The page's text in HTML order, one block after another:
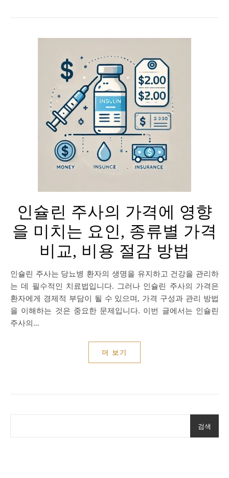
인슐린 주사의 가격에 영향
을 미치는 요인, 종류별 가격
비교, 비용 절감 방법
인슐린 주사는 당뇨병 환자의 생명을 유지하고 건강을 관리하
는 데 필수적인 치료법입니다. 그러나 인슐린 주사의 가격은
환자에게 경제적 부담이 될 수 있으며, 가격 구성과 관리 방법
을 이해하는 것은 중요한 문제입니다. 이번 글에서는 인슐린
주사의…
더 보기
검색